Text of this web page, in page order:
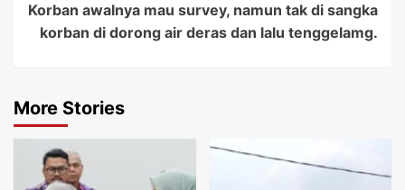
Korban awalnya mau survey, namun tak di sangka
korban di dorong air deras dan lalu tenggelamg.
More Stories